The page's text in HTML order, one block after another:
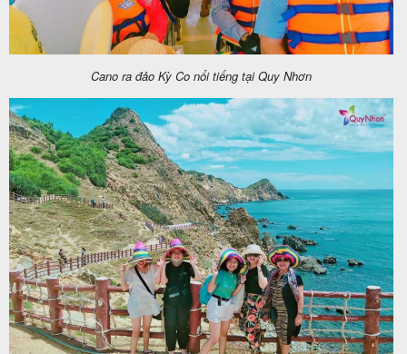
Cano ra đảo Kỳ Co nổi tiếng tại Quy Nhơn